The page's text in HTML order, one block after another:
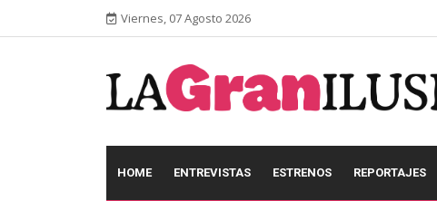
Viernes, 07 Agosto 2026
HOME ENTREVISTAS ESTRENOS REPORTAJES